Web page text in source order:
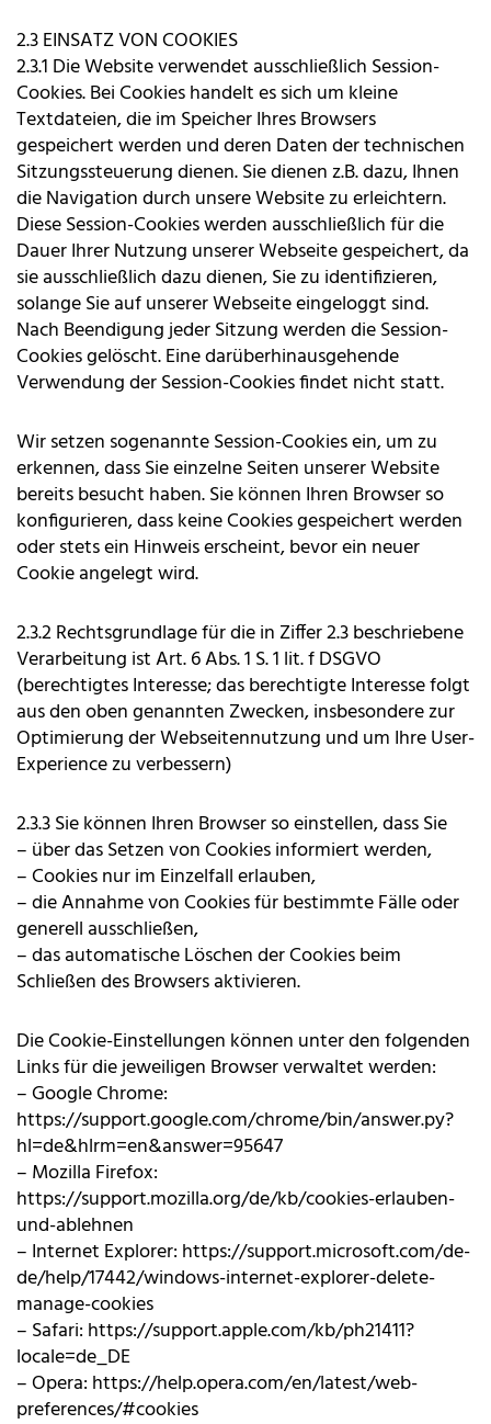
2.3 EINSATZ VON COOKIES
2.3.1 Die Website verwendet ausschließlich Session-
Cookies. Bei Cookies handelt es sich um kleine
Textdateien, die im Speicher Ihres Browsers
gespeichert werden und deren Daten der technischen
Sitzungssteuerung dienen. Sie dienen z.B. dazu, Ihnen
die Navigation durch unsere Website zu erleichtern.
Diese Session-Cookies werden ausschließlich für die
Dauer Ihrer Nutzung unserer Webseite gespeichert, da
sie ausschließlich dazu dienen, Sie zu identifizieren,
solange Sie auf unserer Webseite eingeloggt sind.
Nach Beendigung jeder Sitzung werden die Session-
Cookies gelöscht. Eine darüberhinausgehende
Verwendung der Session-Cookies findet nicht statt.
Wir setzen sogenannte Session-Cookies ein, um zu
erkennen, dass Sie einzelne Seiten unserer Website
bereits besucht haben. Sie können Ihren Browser so
konfigurieren, dass keine Cookies gespeichert werden
oder stets ein Hinweis erscheint, bevor ein neuer
Cookie angelegt wird.
2.3.2 Rechtsgrundlage für die in Ziffer 2.3 beschriebene
Verarbeitung ist Art. 6 Abs. 1 S. 1 lit. f DSGVO
(berechtigtes Interesse; das berechtigte Interesse folgt
aus den oben genannten Zwecken, insbesondere zur
Optimierung der Webseitennutzung und um Ihre User-
Experience zu verbessern)
2.3.3 Sie können Ihren Browser so einstellen, dass Sie
– über das Setzen von Cookies informiert werden,
– Cookies nur im Einzelfall erlauben,
– die Annahme von Cookies für bestimmte Fälle oder
generell ausschließen,
– das automatische Löschen der Cookies beim
Schließen des Browsers aktivieren.
Die Cookie-Einstellungen können unter den folgenden
Links für die jeweiligen Browser verwaltet werden:
– Google Chrome:
https://support.google.com/chrome/bin/answer.py?
hl=de&hlrm=en&answer=95647
– Mozilla Firefox:
https://support.mozilla.org/de/kb/cookies-erlauben-
und-ablehnen
– Internet Explorer: https://support.microsoft.com/de-
de/help/17442/windows-internet-explorer-delete-
manage-cookies
– Safari: https://support.apple.com/kb/ph21411?
locale=de_DE
– Opera: https://help.opera.com/en/latest/web-
preferences/#cookies